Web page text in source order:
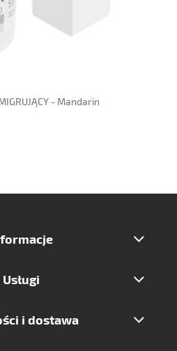
- Mandarin
o dostępności
Usługi
i dostawa